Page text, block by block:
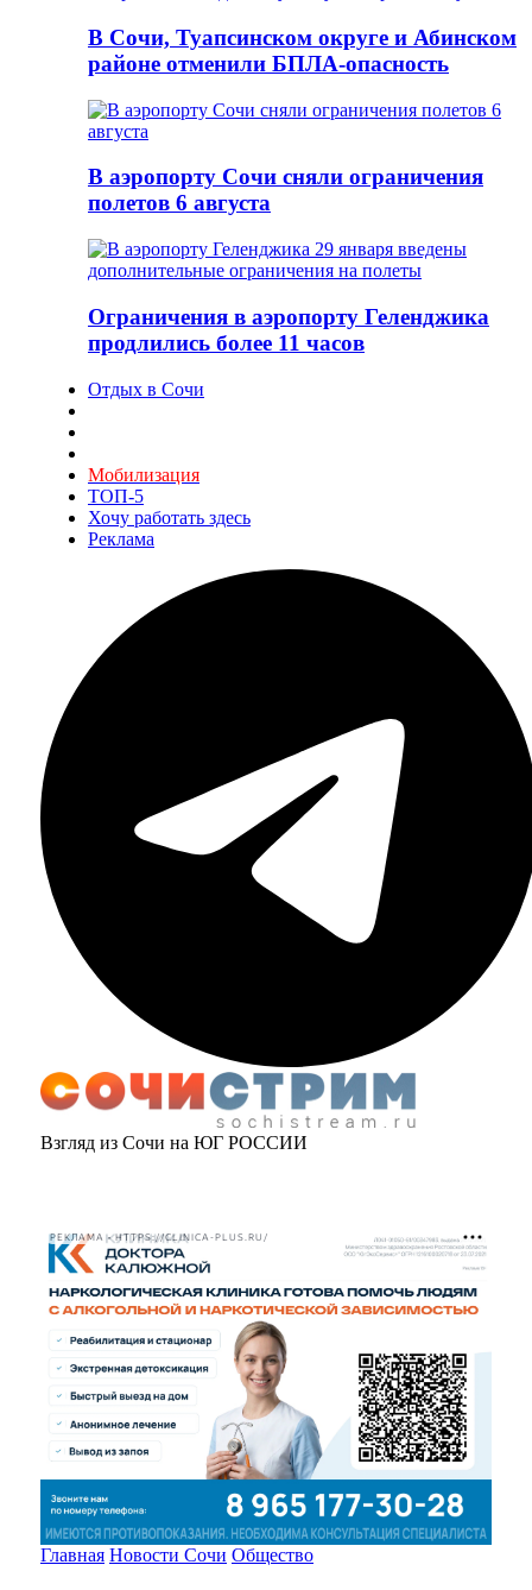
В Сочи, Туапсинском округе и Абинском
районе отменили БПЛА-опасность
В аэропорту Сочи сняли ограничения
полетов 6 августа
Ограничения в аэропорту Геленджика
продлились более 11 часов
Отдых в Сочи
Мобилизация
ТОП-5
Хочу работать здесь
Реклама
Взгляд из Сочи на ЮГ РОССИИ
РЕКЛАМА • HTTPS://CLINICA-PLUS.RU/
Главная Новости Сочи Общество